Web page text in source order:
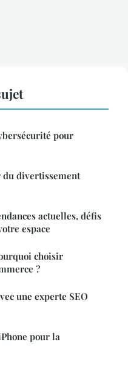
pour
du divertissement
actuelles, défis
espace
choisir
?
une experte SEO
pour la